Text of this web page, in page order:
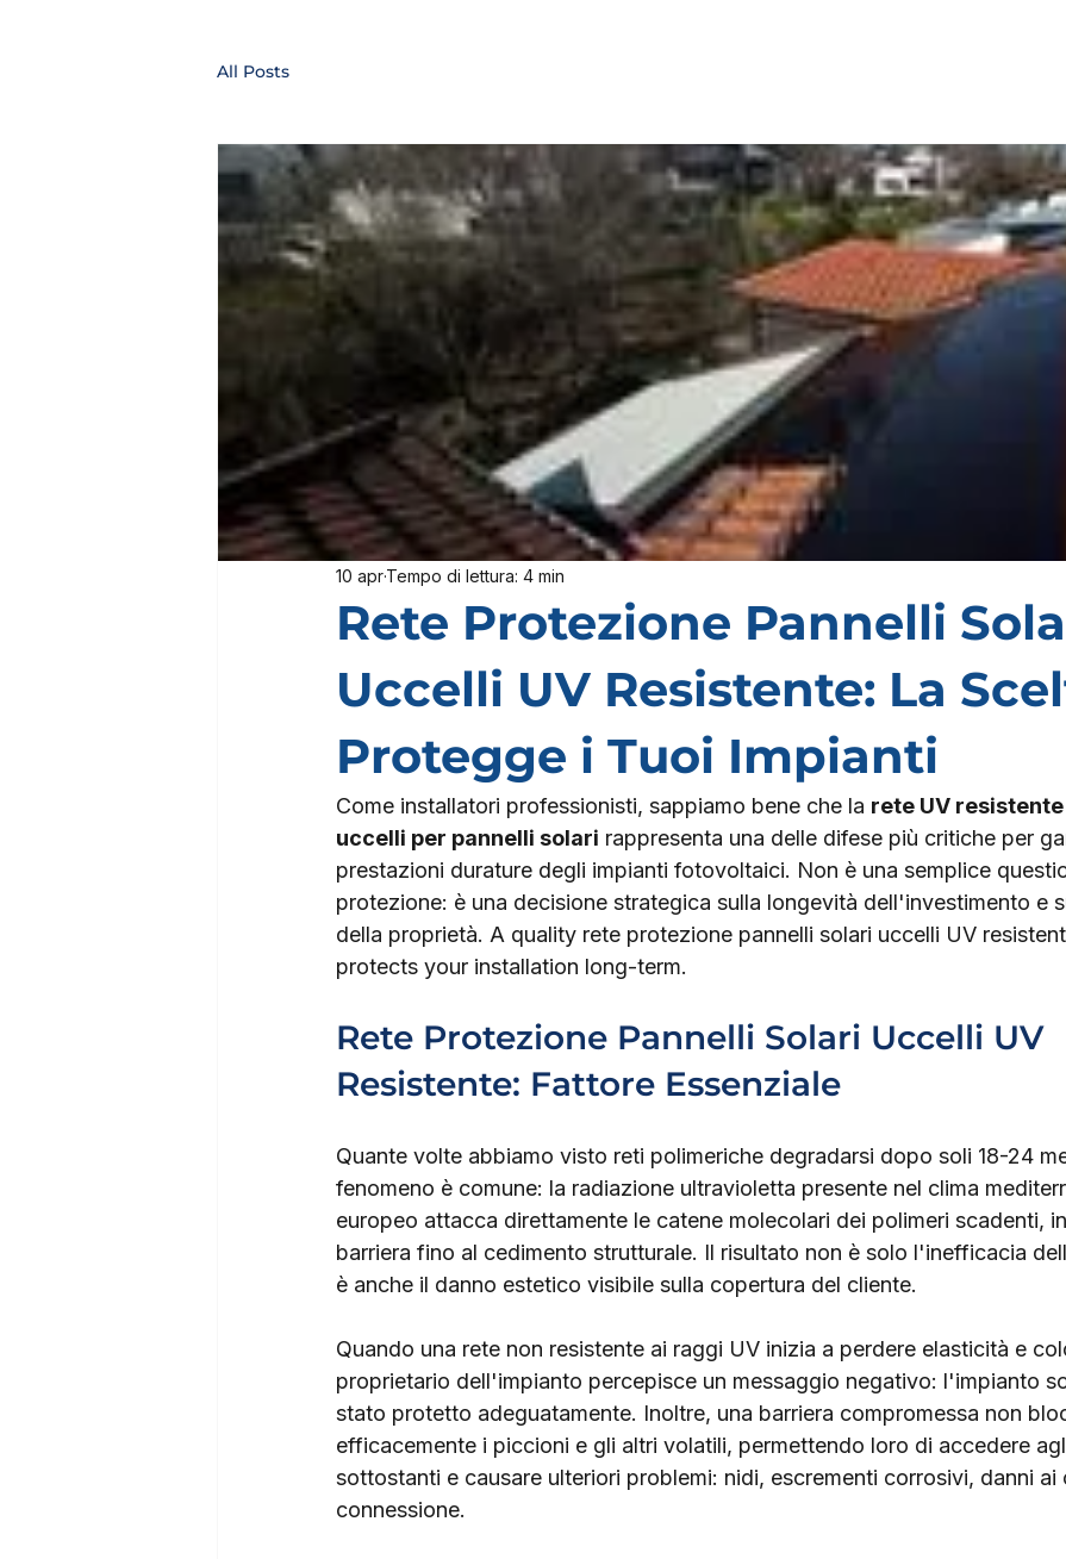
All Posts
Rete Protezione Pannelli
Uccelli UV Resistente: La
Protegge i Tuoi Impianti
10 aprTempo di lettura: 4 min
Come installatori professionisti, sappiamo bene che la rete UV
uccelli per pannelli solari rappresenta una delle difese più critiche per
prestazioni durature degli impianti fotovoltaici. Non è una semplice
protezione: è una decisione strategica sulla longevità dell'investimento e
della proprietà. A quality rete protezione pannelli solari uccelli UV
protects your installation long-term.
Rete Protezione Pannelli Solari Uccelli UV
Resistente: Fattore Essenziale
Quante volte abbiamo visto reti polimeriche degradarsi dopo soli 18-24
fenomeno è comune: la radiazione ultravioletta presente nel clima
europeo attacca direttamente le catene molecolari dei polimeri scadenti,
barriera fino al cedimento strutturale. Il risultato non è solo l'inefficacia
è anche il danno estetico visibile sulla copertura del cliente.
Quando una rete non resistente ai raggi UV inizia a perdere elasticità e
proprietario dell'impianto percepisce un messaggio negativo: l'impianto
stato protetto adeguatamente. Inoltre, una barriera compromessa non
efficacemente i piccioni e gli altri volatili, permettendo loro di accedere
sottostanti e causare ulteriori problemi: nidi, escrementi corrosivi, danni ai
connessione.